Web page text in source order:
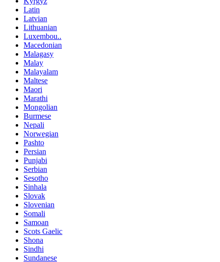
Latin
Latvian
Lithuanian
Luxembou..
Macedonian
Malagasy
Malay
Malayalam
Maltese
Maori
Marathi
Mongolian
Burmese
Nepali
Norwegian
Pashto
Persian
Punjabi
Serbian
Sesotho
Sinhala
Slovak
Slovenian
Somali
Samoan
Scots Gaelic
Shona
Sindhi
Sundanese